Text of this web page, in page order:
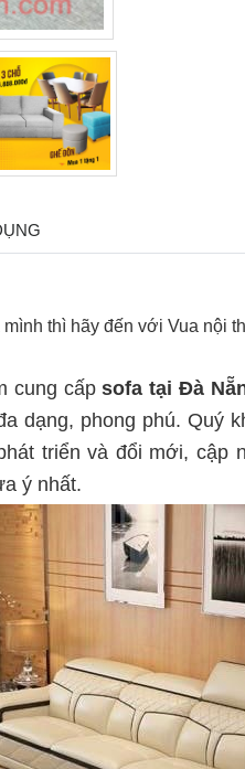
thì hãy đến với Vua
cung cấpsofa tại Đà
dạng, phong phú.
triển và đổi mới,
ý nhất.